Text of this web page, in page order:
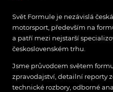
Svět Formule je nezávislá
motorsport, především na
a patří mezi nejstarší
československém trhu.
Jsme průvodcem světem
zpravodajství, detailní reporty
technické rozbory, odborné